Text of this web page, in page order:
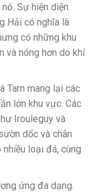
Sự hiện diện
Hải có nghĩa là
có những khu
và nóng hơn do khí
Tarn mang lại các
lớn khu vực. Các
Irouleguy và
dốc và chân
loại đá, cùng
ứng đa dạng.